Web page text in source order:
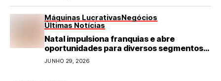
Máquinas LucrativasNegócios
Últimas Notícias
Natal impulsiona franquias e abre
oportunidades para diversos segmentos
do varejo
JUNHO 29, 2026